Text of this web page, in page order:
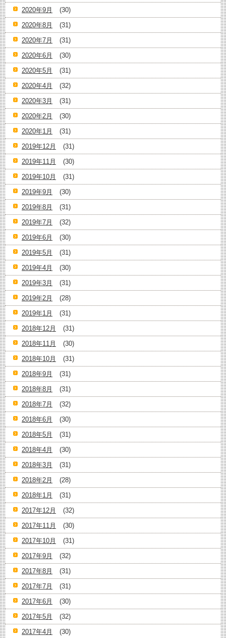
2020年9月
(30)
2020年8月
(31)
2020年7月
(31)
2020年6月
(30)
2020年5月
(31)
2020年4月
(32)
2020年3月
(31)
2020年2月
(30)
2020年1月
(31)
2019年12月
(31)
2019年11月
(30)
2019年10月
(31)
2019年9月
(30)
2019年8月
(31)
2019年7月
(32)
2019年6月
(30)
2019年5月
(31)
2019年4月
(30)
2019年3月
(31)
2019年2月
(28)
2019年1月
(31)
2018年12月
(31)
2018年11月
(30)
2018年10月
(31)
2018年9月
(31)
2018年8月
(31)
2018年7月
(32)
2018年6月
(30)
2018年5月
(31)
2018年4月
(30)
2018年3月
(31)
2018年2月
(28)
2018年1月
(31)
2017年12月
(32)
2017年11月
(30)
2017年10月
(31)
2017年9月
(32)
2017年8月
(31)
2017年7月
(31)
2017年6月
(30)
2017年5月
(32)
2017年4月
(30)